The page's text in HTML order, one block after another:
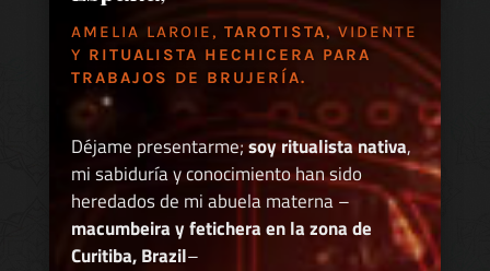
AMELIA LAROIE, TAROTISTA, VIDENTE
Y RITUALISTA HECHICERA PARA
TRABAJOS DE BRUJERÍA.
Déjame presentarme;soy ritualista nativa,
mi sabiduría y conocimiento han sido
heredados de mi abuela materna –
macumbeira y fetichera en la zona de
Curitiba, Brazil–